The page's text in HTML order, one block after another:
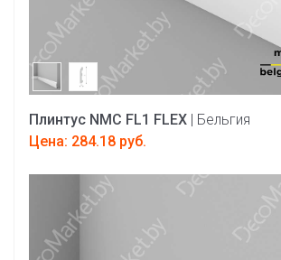
Плинтус NMC FL1 FLEX
| Бельгия
Цена: 284.18 руб.